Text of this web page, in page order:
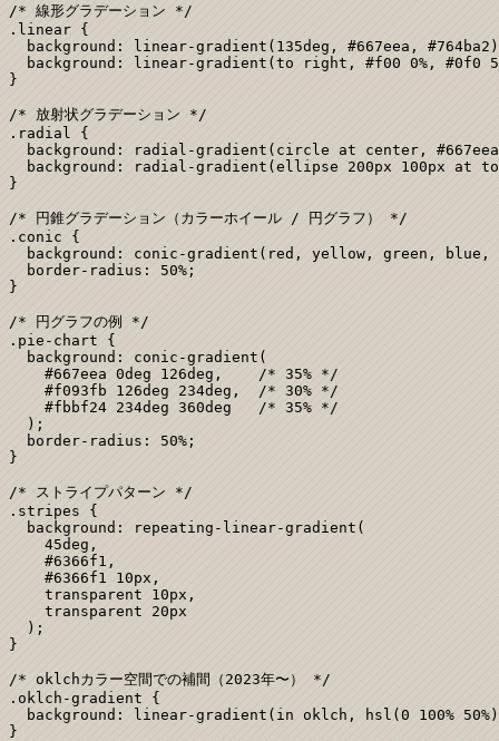
/* 線形グラデーション */
.linear {
background: linear-gradient(135deg, #667eea,
background: linear-gradient(to right, #f00 0%, #0f0
}
/* 放射状グラデーション */
.radial {
background: radial-gradient(circle at center,
background: radial-gradient(ellipse 200px 100px at
}
/* 円錐グラデーション（カラーホイール / 円グラフ） */
.conic {
background: conic-gradient(red, yellow, green, blue,
  border-radius: 50%;
}
/* 円グラフの例 */
.pie-chart {
  background: conic-gradient(
    #667eea 0deg 126deg,    /* 35% */
    #f093fb 126deg 234deg,  /* 30% */
    #fbbf24 234deg 360deg   /* 35% */
  );
  border-radius: 50%;
}
/* ストライプパターン */
.stripes {
  background: repeating-linear-gradient(
    45deg,
    #6366f1,
    #6366f1 10px,
    transparent 10px,
    transparent 20px
  );
}
/* oklchカラー空間での補間（2023年〜） */
.oklch-gradient {
background: linear-gradient(in oklch, hsl(0 100%
}